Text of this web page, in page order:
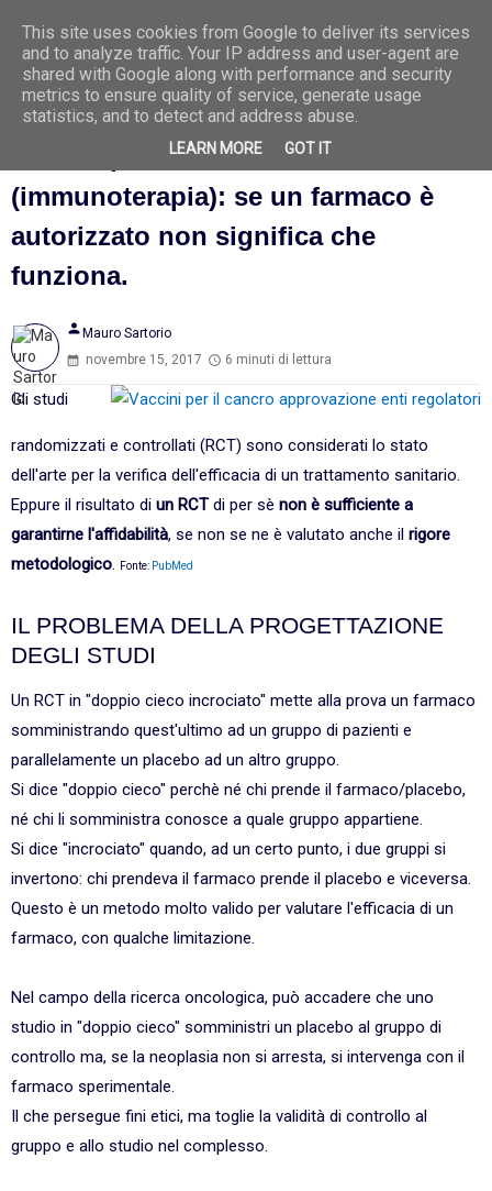
7 Ago
2026
Vaccini per il cancro
(immunoterapia): se un farmaco è
autorizzato non significa che
funziona.
person Mauro Sartorio
novembre 15, 2017
6 minuti di lettura
Gli studi
randomizzati e controllati (RCT) sono considerati lo stato
dell'arte per la verifica dell'efficacia di un trattamento sanitario.
Eppure il risultato di un RCTdi per sè non è sufficiente a
garantirne l'affidabilità, se non se ne è valutato anche il rigore
metodologico. Fonte: PubMed
IL PROBLEMA DELLA PROGETTAZIONE
DEGLI STUDI
Un RCT in "doppio cieco incrociato" mette alla prova un farmaco
somministrando quest'ultimo ad un gruppo di pazienti e
parallelamente un placebo ad un altro gruppo.
Si dice "doppio cieco" perchè né chi prende il farmaco/placebo,
né chi li somministra conosce a quale gruppo appartiene.
Si dice "incrociato" quando, ad un certo punto, i due gruppi si
invertono: chi prendeva il farmaco prende il placebo e viceversa.
Questo è un metodo molto valido per valutare l'efficacia di un
farmaco, con qualche limitazione.
Nel campo della ricerca oncologica, può accadere che uno
studio in "doppio cieco" somministri un placebo al gruppo di
controllo ma, se la neoplasia non si arresta, si intervenga con il
farmaco sperimentale.
Il che persegue fini etici, ma toglie la validità di controllo al
gruppo e allo studio nel complesso.
This site uses cookies from Google to deliver its services
and to analyze traffic. Your IP address and user-agent are
shared with Google along with performance and security
metrics to ensure quality of service, generate usage
statistics, and to detect and address abuse.
LEARN MORE GOT IT